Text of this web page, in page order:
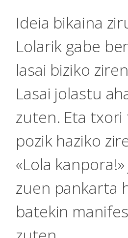
Ideia bikaina
Lolarik gabe
lasai biziko
Lasai jolastu
zuten. Eta txori
pozik haziko
«Lola
zuen pankarta
batekin